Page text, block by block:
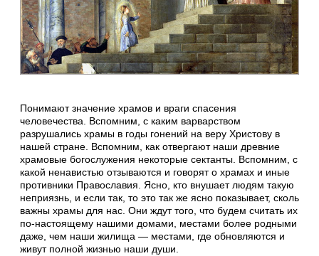
Понимают значение храмов и враги спасения
человечества. Вспомним, с каким варварством
разрушались храмы в годы гонений на веру Христову в
нашей стране. Вспомним, как отвергают наши древние
храмовые богослужения некоторые сектанты. Вспомним, с
какой ненавистью отзываются и говорят о храмах и иные
противники Православия. Ясно, кто внушает людям такую
неприязнь, и если так, то это так же ясно показывает, сколь
важны храмы для нас. Они ждут того, что будем считать их
по-настоящему нашими домами, местами более родными
даже, чем наши жилища — местами, где обновляются и
живут полной жизнью наши души.